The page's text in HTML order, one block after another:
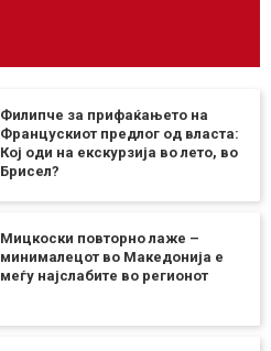
Филипче за прифаќањето на
Францускиот предлог од власта:
Кој оди на екскурзија во лето, во
Брисел?
Мицкоски повторно лаже –
минималецот во Македонија е
меѓу најслабите во регионот